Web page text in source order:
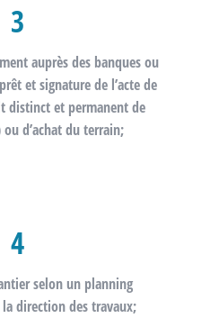
3
auprès des banques ou
et signature de l’acte de
distinct et permanent de
ou d’achat du terrain;
4
selon un planning
direction des travaux;